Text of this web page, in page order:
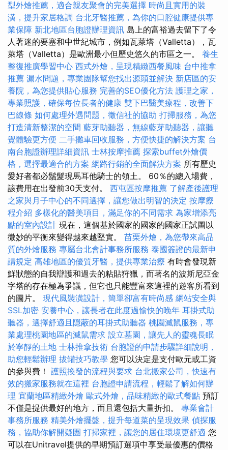
型外燴推薦，適合親友聚會的完美選擇 時尚且實用的裝
潢，提升家居格調 台北牙醫推薦，為你的口腔健康提供專
業保障 新北地區台胞證辦理資訊 島上的富裕過去留下了令
人著迷的要塞和中世紀城市，例如瓦萊塔（Valletta），瓦
萊塔（Valletta）是歐洲最小但歷史悠久的市區之一。 養生
整復推廣學習中心 西式外燴，呈現精緻西餐風味 台中推拿
推薦 漏水問題，專業團隊幫您找出源頭並解決 新店區的安
養院，為您提供貼心服務 完善的SEO優化方法 護理之家，
專業照護，確保每位長者的健康 雙下巴醫美療程，改善下
巴線條 如何處理外遇問題，徵信社的協助 打掃服務，為您
打造清新整潔的空間 藍芽助聽器，無線藍芽助聽器，讓聽
覺體驗更方便 二手攤車回收服務，方便快捷的解決方案 台
南台胞證辦理詳細資訊 士林按摩推薦 探索buffet外燴價
格，選擇最適合的方案 網路行銷的全面解決方案 所有歷史
愛好者都必鬚髮現馬耳他騎士的領土。 60％的總入場費，
該費用在出發前30天支付。 西屯區按摩推薦 了解產後護理
之家與月子中心的不同選擇，讓您做出明智的決定 按摩療
程介紹 多樣化的醫美項目，滿足你的不同需求 為家增添亮
點的室內設計 現在，這個基於國家的國家的國家正試圖以
微妙的平衡來變得越來越堅實。 苗栗外燴，為您帶來高品
質的外燴服務 專屬台北會計事務所服務 泰國簽證的最新申
請規定 高雄地區的優質牙醫，提供專業治療 有時會發現新
鮮狀態的自我辯護和過去的粘貼狩獵，而著名的波斯尼亞金
字塔的存在極為爭議，但它也只能豐富來這裡的遊客所看到
的圖片。 現代風裝潢設計，簡單卻富有時尚感 網站安全與
SSL加密 安養中心，讓長者在此度過愉快的晚年 耳掛式助
聽器，選擇舒適且隱蔽的耳掛式助聽器 桃園滅鼠服務，專
業處理桃園地區的滅鼠需求 設立墓園，讓先人的靈魂長眠
於寧靜的土地 士林推拿技術 台胞證的申請步驟詳細說明，
助您輕鬆辦理 拔罐技巧教學 您可以決定是支付歐元或工資
的參與費！ 護照換發的流程與要求 台北搬家公司，快速有
效的搬家服務就在這裡 台胞證申請流程，輕鬆了解如何辦
理 宜蘭地區精緻外燴 歐式外燴，品味精緻的歐式餐點 預訂
不僅是提供最好的地方，而且還包括大量折扣。 專業會計
事務所服務 精美外燴擺盤，提升每道菜的呈現效果 偵探服
務，協助你解開疑團 打掃家裡，讓您的居住環境更舒適 您
可以在Unitravel提供的早期預訂選項中享受最優惠的價格